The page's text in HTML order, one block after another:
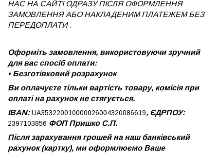
НАС НА САЙТІ ОДРАЗУ ПІСЛЯ ОФОРМЛЕННЯ
ЗАМОВЛЕННЯ АБО НАКЛАДЕНИМ ПЛАТЕЖЕМБЕЗ
ПЕРЕДОПЛАТИ .
Оформіть замовлення, використовуючи зручний
для вас спосіб оплати:
• Безготівковий розрахунок
Ви оплачуєте тільки вартість товару, комісія при
оплаті на рахунок не стягується.
IBAN:UA353220010000026004320086619, ЄДРПОУ:
2397103856 ФОП Пришко С.П.
Після зарахування грошей на наш банківський
рахунок (картку), ми оформлюємо Ваше